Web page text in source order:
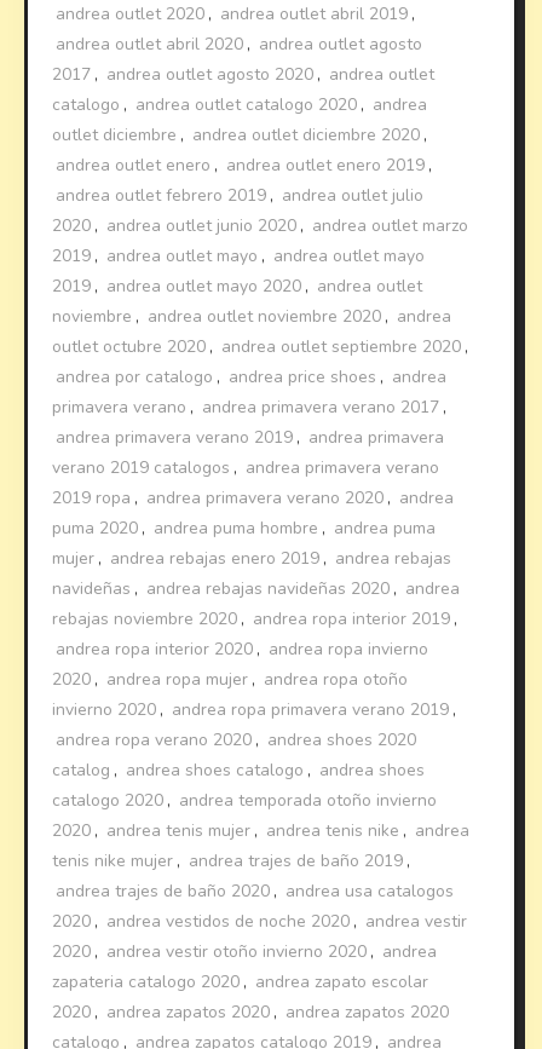
andrea outlet 2020 , andrea outlet abril 2019 ,
andrea outlet abril 2020 , andrea outlet agosto
2017 , andrea outlet agosto 2020 , andrea outlet
catalogo , andrea outlet catalogo 2020 , andrea
outlet diciembre , andrea outlet diciembre 2020 ,
andrea outlet enero , andrea outlet enero 2019 ,
andrea outlet febrero 2019 , andrea outlet julio
2020 , andrea outlet junio 2020 , andrea outlet marzo
2019 , andrea outlet mayo , andrea outlet mayo
2019 , andrea outlet mayo 2020 , andrea outlet
noviembre , andrea outlet noviembre 2020 , andrea
outlet octubre 2020 , andrea outlet septiembre 2020 ,
andrea por catalogo , andrea price shoes , andrea
primavera verano , andrea primavera verano 2017 ,
andrea primavera verano 2019 , andrea primavera
verano 2019 catalogos , andrea primavera verano
2019 ropa , andrea primavera verano 2020 , andrea
puma 2020 , andrea puma hombre , andrea puma
mujer , andrea rebajas enero 2019 , andrea rebajas
navideñas , andrea rebajas navideñas 2020 , andrea
rebajas noviembre 2020 , andrea ropa interior 2019 ,
andrea ropa interior 2020 , andrea ropa invierno
2020 , andrea ropa mujer , andrea ropa otoño
invierno 2020 , andrea ropa primavera verano 2019 ,
andrea ropa verano 2020 , andrea shoes 2020
catalog , andrea shoes catalogo , andrea shoes
catalogo 2020 , andrea temporada otoño invierno
2020 , andrea tenis mujer , andrea tenis nike , andrea
tenis nike mujer , andrea trajes de baño 2019 ,
andrea trajes de baño 2020 , andrea usa catalogos
2020 , andrea vestidos de noche 2020 , andrea vestir
2020 , andrea vestir otoño invierno 2020 , andrea
zapateria catalogo 2020 , andrea zapato escolar
2020 , andrea zapatos 2020 , andrea zapatos 2020
catalogo , andrea zapatos catalogo 2019 , andrea